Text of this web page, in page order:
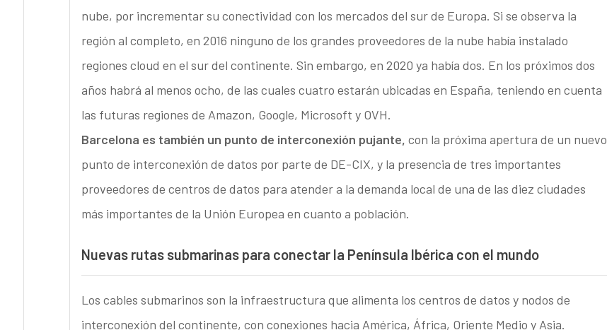
nube, por incrementar su conectividad con los mercados del sur de Europa. Si se observa la
región al completo, en 2016 ninguno de los grandes proveedores de la nube había instalado
regiones cloud en el sur del continente. Sin embargo, en 2020 ya había dos. En los próximos dos
años habrá al menos ocho, de las cuales cuatro estarán ubicadas en España, teniendo en cuenta
las futuras regiones de Amazon, Google, Microsoft y OVH.
Barcelona es también un punto de interconexión pujante, con la próxima apertura de un nuevo
punto de interconexión de datos por parte de DE-CIX, y la presencia de tres importantes
proveedores de centros de datos para atender a la demanda local de una de las diez ciudades
más importantes de la Unión Europea en cuanto a población.
Nuevas rutas submarinas para conectar la Península Ibérica con el mundo
Los cables submarinos son la infraestructura que alimenta los centros de datos y nodos de
interconexión del continente, con conexiones hacia América, África, Oriente Medio y Asia.